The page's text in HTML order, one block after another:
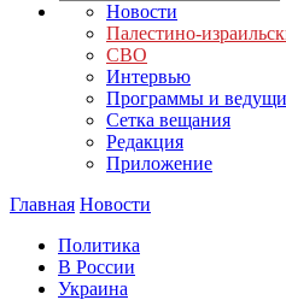
Новости
Палестино-
СВО
Интервью
Программы и
Сетка вещания
Редакция
Приложение
Главная Новости
Политика
В России
Украина